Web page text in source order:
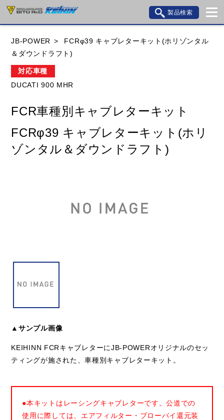
製品検索
車種検索
HONDA YAMAHA
KAWASAKI BMW DUCATI GILERA
HUSQVANA KTM MOTO GUZZI
TRIUMPH
閉じる
JB-POWER
FCRφ39 キャブレターキット(ホリゾンタル
＆ダウンドラフト)
対応車種
DUCATI 900 MHR
FCR車種別キャブレターキット
FCRφ39 キャブレターキット(ホリ
ゾンタル＆ダウンドラフト)
▲サンプル画像
KEIHINN FCRキャブレターにJB-POWERオリジナルのセッ
ティングが施された、車種別キャブレターキット。
●本キットはレーシングキャブレターです。公道での
使用に際しては、エアフィルター・ブローバイ還元装